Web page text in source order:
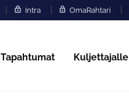
Tapahtumat Kuljettajalle
| Intra | OmaRahtari |